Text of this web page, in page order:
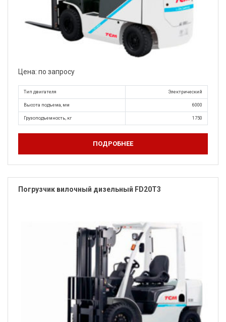
Цена: по запросу
Тип двигателя Электрический
Высота подъема, мм 6000
Грузоподъемность, кг 1750
ПОДРОБНЕЕ
Погрузчик вилочный дизельный FD20T3